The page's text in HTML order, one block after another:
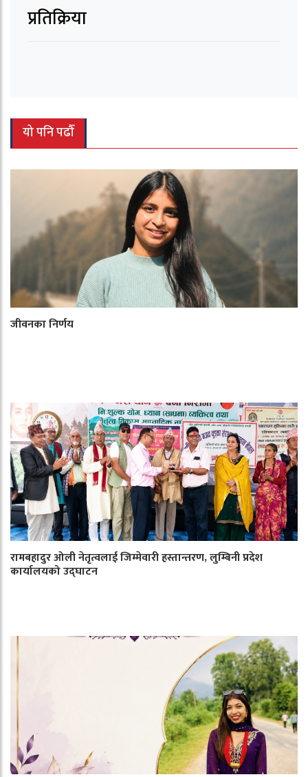
प्रतिक्रिया
यो पनि पढौँ
जीवनका निर्णय
रामबहादुर ओली नेतृत्वलाई जिम्मेवारी हस्तान्तरण, लुम्बिनी प्रदेश
कार्यालयको उद्घाटन